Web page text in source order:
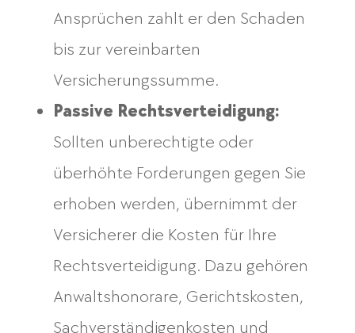
Ansprüchen zahlt er den Schaden
bis zur vereinbarten
Versicherungssumme.
Passive Rechtsverteidigung:
Sollten unberechtigte oder
überhöhte Forderungen gegen Sie
erhoben werden, übernimmt der
Versicherer die Kosten für Ihre
Rechtsverteidigung. Dazu gehören
Anwaltshonorare, Gerichtskosten,
Sachverständigenkosten und